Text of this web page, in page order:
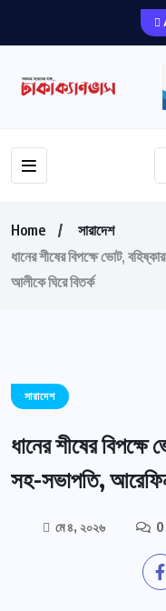
Home
সারাদেশ
ধানের শীষের বিপক্ষে ভোট,
আলীকে ঘিরে বিতর্ক
সারাদেশ
ধানের শীষের
সহ-সভাপতি,
মে ৪, ২০২৬ 0